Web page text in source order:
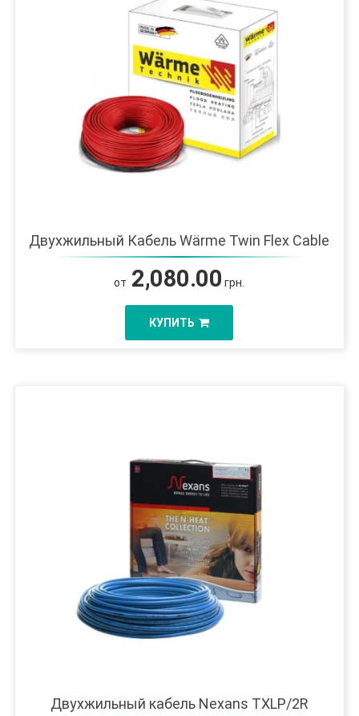
Двухжильный Кабель Wärme Twin Flex Cable
от 2,080.00 грн.
КУПИТЬ
Двухжильный кабель Nexans TXLP/2R